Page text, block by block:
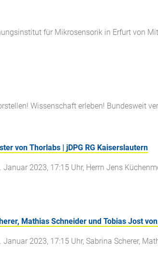
für Mikrosensorik in Erfurt von
Wissenschaft erleben! Bundesweit
von Thorlabs | jDPG RG Kaiserslautern
2023, 17:15 Uhr, Herrn Jens
Mathias Schneider und Tobias Jost
2023, 17:15 Uhr, Sabrina Scherer,